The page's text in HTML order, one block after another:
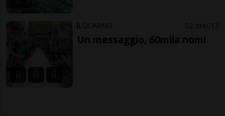
LOCARNO 2 ore 13
Un messaggio, 60mila nomi